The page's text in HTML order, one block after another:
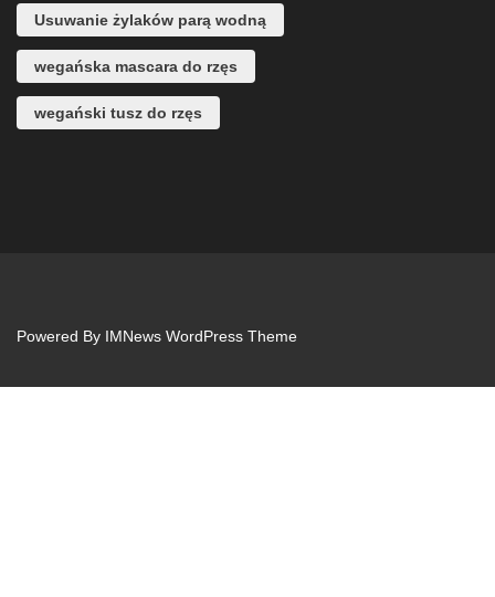
Usuwanie żylaków parą wodną
wegańska mascara do rzęs
wegański tusz do rzęs
Powered By IMNews WordPress Theme